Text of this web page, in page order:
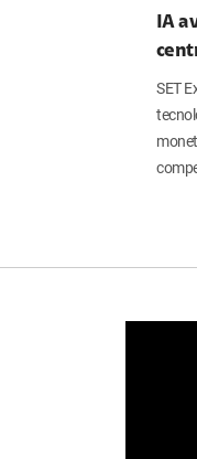
IA
SET